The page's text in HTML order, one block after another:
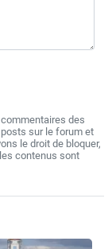
des
sur le forum et
le droit de bloquer,
contenus sont